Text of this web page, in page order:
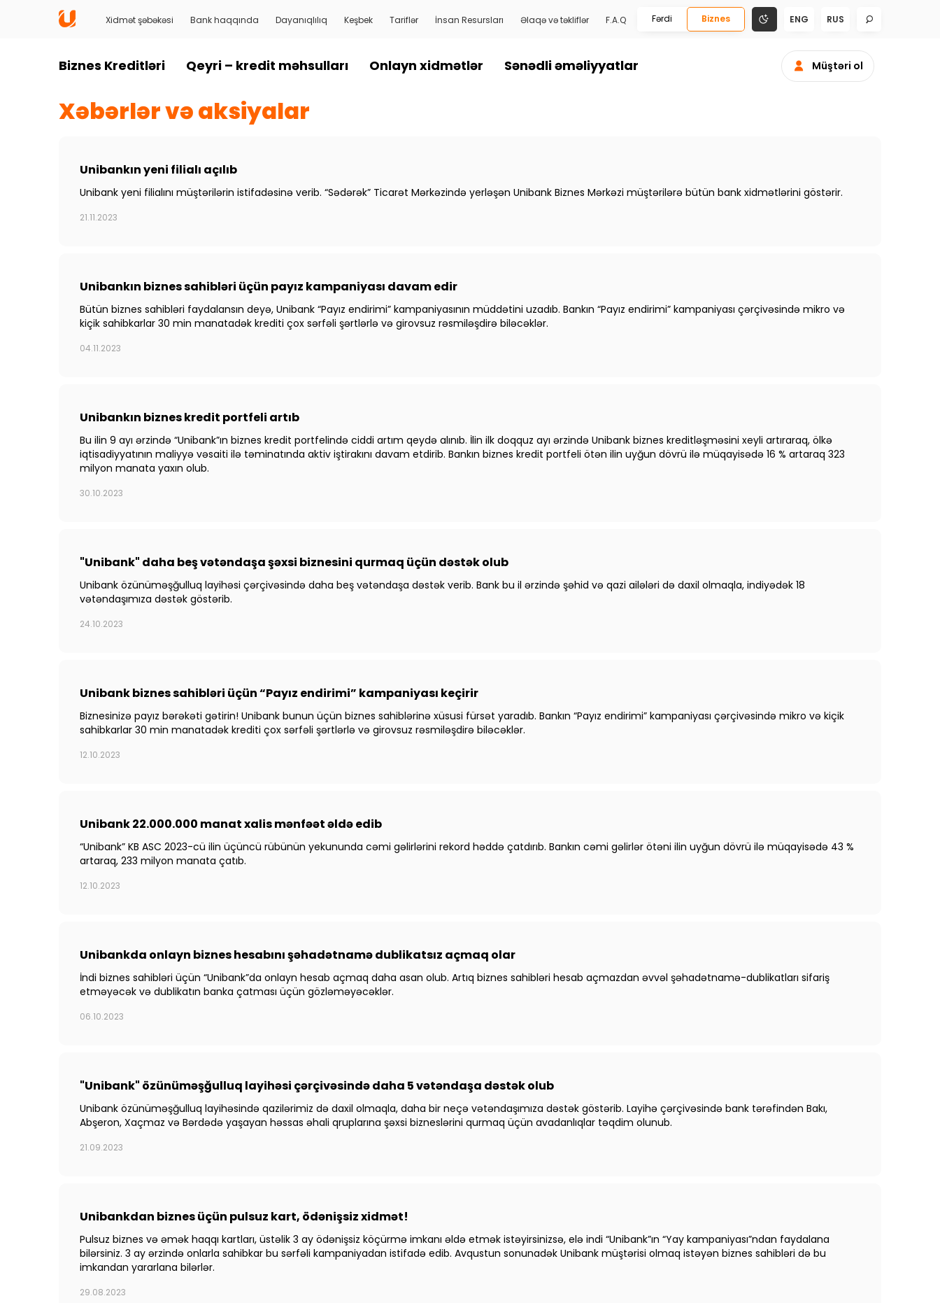
Xidmət şəbəkəsi Bank haqqında Dayanıqlılıq Keşbek Tariflər İnsan Resursları Əlaqə və təkliflər F.A.Q Fərdi Biznes ENG RUS
Biznes Kreditləri Qeyri – kredit məhsulları Onlayn xidmətlər Sənədli əməliyyatlar Müştəri ol
Xəbərlər və aksiyalar
Unibankın yeni filialı açılıb
Unibank yeni filialını müştərilərin istifadəsinə verib. “Sədərək” Ticarət Mərkəzində yerləşən Unibank Biznes Mərkəzi müştərilərə bütün bank xidmətlərini göstərir.
21.11.2023
Unibankın biznes sahibləri üçün payız kampaniyası davam edir
Bütün biznes sahibləri faydalansın deyə, Unibank “Payız endirimi” kampaniyasının müddətini uzadıb. Bankın “Payız endirimi” kampaniyası çərçivəsində mikro və
kiçik sahibkarlar 30 min manatadək krediti çox sərfəli şərtlərlə və girovsuz rəsmiləşdirə biləcəklər.
04.11.2023
Unibankın biznes kredit portfeli artıb
Bu ilin 9 ayı ərzində “Unibank”ın biznes kredit portfelində ciddi artım qeydə alınıb. İlin ilk doqquz ayı ərzində Unibank biznes kreditləşməsini xeyli artıraraq, ölkə
iqtisadiyyatının maliyyə vəsaiti ilə təminatında aktiv iştirakını davam etdirib. Bankın biznes kredit portfeli ötən ilin uyğun dövrü ilə müqayisədə 16 % artaraq 323
milyon manata yaxın olub.
30.10.2023
"Unibank" daha beş vətəndaşa şəxsi biznesini qurmaq üçün dəstək olub
Unibank özünüməşğulluq layihəsi çərçivəsində daha beş vətəndaşa dəstək verib. Bank bu il ərzində şəhid və qazi ailələri də daxil olmaqla, indiyədək 18
vətəndaşımıza dəstək göstərib.
24.10.2023
Unibank biznes sahibləri üçün “Payız endirimi” kampaniyası keçirir
Biznesinizə payız bərəkəti gətirin! Unibank bunun üçün biznes sahiblərinə xüsusi fürsət yaradıb. Bankın “Payız endirimi” kampaniyası çərçivəsində mikro və kiçik
sahibkarlar 30 min manatadək krediti çox sərfəli şərtlərlə və girovsuz rəsmiləşdirə biləcəklər.
12.10.2023
Unibank 22.000.000 manat xalis mənfəət əldə edib
“Unibank” KB ASC 2023-cü ilin üçüncü rübünün yekununda cəmi gəlirlərini rekord həddə çatdırıb. Bankın cəmi gəlirlər ötəni ilin uyğun dövrü ilə müqayisədə 43 %
artaraq, 233 milyon manata çatıb.
12.10.2023
Unibankda onlayn biznes hesabını şəhadətnamə dublikatsız açmaq olar
İndi biznes sahibləri üçün “Unibank”da onlayn hesab açmaq daha asan olub. Artıq biznes sahibləri hesab açmazdan əvvəl şəhadətnamə-dublikatları sifariş
etməyəcək və dublikatın banka çatması üçün gözləməyəcəklər.
06.10.2023
"Unibank" özünüməşğulluq layihəsi çərçivəsində daha 5 vətəndaşa dəstək olub
Unibank özünüməşğulluq layihəsində qazilərimiz də daxil olmaqla, daha bir neçə vətəndaşımıza dəstək göstərib. Layihə çərçivəsində bank tərəfindən Bakı,
Abşeron, Xaçmaz və Bərdədə yaşayan həssas əhali qruplarına şəxsi bizneslərini qurmaq üçün avadanlıqlar təqdim olunub.
21.09.2023
Unibankdan biznes üçün pulsuz kart, ödənişsiz xidmət!
Pulsuz biznes və əmək haqqı kartları, üstəlik 3 ay ödənişsiz köçürmə imkanı əldə etmək istəyirsinizsə, elə indi “Unibank”ın “Yay kampaniyası”ndan faydalana
bilərsiniz. 3 ay ərzində onlarla sahibkar bu sərfəli kampaniyadan istifadə edib. Avqustun sonunadək Unibank müştərisi olmaq istəyən biznes sahibləri də bu
imkandan yararlana bilərlər.
29.08.2023